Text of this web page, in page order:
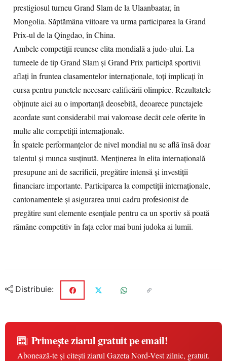
prestigiosul turneu Grand Slam de la Ulaanbaatar, în
Mongolia. Săptămâna viitoare va urma participarea la Grand
Prix-ul de la Qingdao, în China.
Ambele competiții reunesc elita mondială a judo-ului. La
turneele de tip Grand Slam și Grand Prix participă sportivii
aflați în fruntea clasamentelor internaționale, toți implicați în
cursa pentru punctele necesare calificării olimpice. Rezultatele
obținute aici au o importanță deosebită, deoarece punctajele
acordate sunt considerabil mai valoroase decât cele oferite în
multe alte competiții internaționale.
În spatele performanțelor de nivel mondial nu se află însă doar
talentul și munca susținută. Menținerea în elita internațională
presupune ani de sacrificii, pregătire intensă și investiții
financiare importante. Participarea la competiții internaționale,
cantonamentele și asigurarea unui cadru profesionist de
pregătire sunt elemente esențiale pentru ca un sportiv să poată
rămâne competitiv în fața celor mai buni judoka ai lumii.
Distribuie:
Primește ziarul gratuit pe email!
Abonează-te și citești ziarul Gazeta Nord-Vest zilnic, gratuit.